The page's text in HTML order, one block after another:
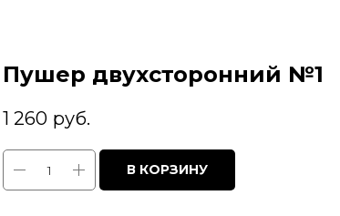
Пушер двухсторонний №1
1 260 руб.
В КОРЗИНУ